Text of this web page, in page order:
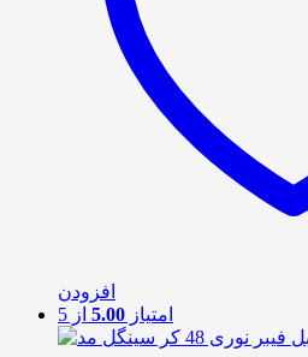
افزودن
امتیاز 5.00 از 5